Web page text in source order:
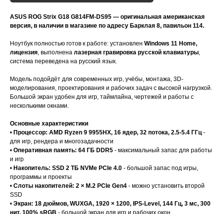
ASUS ROG Strix G18 G814FM-DS95 — оригинальная американская
версия, в наличии в магазине по адресу Барклая 8, павильон 114.
Ноутбук полностью готов к работе: установлен Windows 11 Home,
лицензия, выполнена лазерная гравировка русской клавиатуры,
система переведена на русский язык.
Модель подойдёт для современных игр, учёбы, монтажа, 3D-
моделирования, проектирования и рабочих задач с высокой нагрузкой.
Большой экран удобен для игр, таймлайна, чертежей и работы с
несколькими окнами.
Основные характеристики
• Процессор: AMD Ryzen 9 9955HX, 16 ядер, 32 потока, 2.5-5.4 ГГц-
для игр, рендера и многозадачности
• Оперативная память: 64 ГБ DDR5 - максимальный запас для работы
и игр
• Накопитель: SSD 2 ТБ NVMe PCIe 4.0 - большой запас под игры,
программы и проекты
• Слоты накопителей: 2 × M.2 PCIe Gen4 - можно установить второй
SSD
• Экран: 18 дюймов, WUXGA, 1920 × 1200, IPS-Level, 144 Гц, 3 мс, 300
нит, 100% sRGB - большой экран для игр и рабочих окон